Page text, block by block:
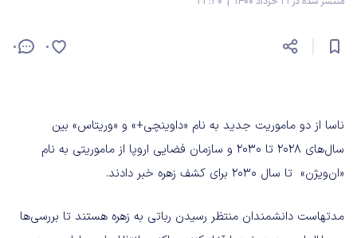
0 0
ناسا از دو ماموریت جدید به نام «داوینچی+» و «وریتاس» بین
سال‌های ۲۰۲۸ تا ۲۰۳۰ و سازمان فضایی اروپا از ماموریتی به نام
«ان‌ویژن» تا سال ۲۰۳۰ برای کشف زهره خبر دادند.
مدتهاست دانشمندان منتظر رسیدن رباتی به زهره هستند تا بررسی‌ها